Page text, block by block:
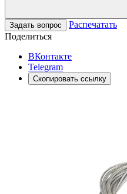
Задать вопрос
Распечатать
Поделиться
ВКонтакте
Telegram
Скопировать ссылку